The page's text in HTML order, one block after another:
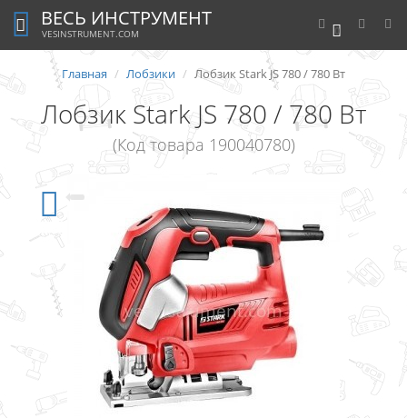
0
ВЕСЬ ИНСТРУМЕНТ
VESINSTRUMENT.COM
Главная Лобзики Лобзик Stark JS 780 / 780 Вт
Лобзик Stark JS 780 / 780 Вт
(Код товара 190040780)